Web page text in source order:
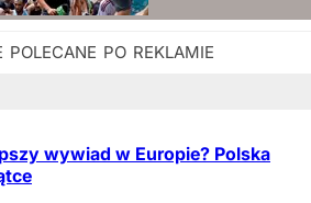
wywiad w Europie? Polska